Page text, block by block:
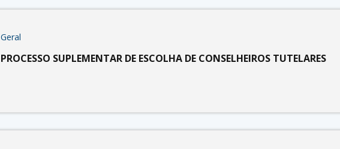
Geral
PROCESSO SUPLEMENTAR DE ESCOLHA DE CONSELHEIROS TUTELARES